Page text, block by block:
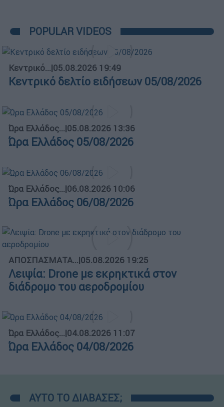
POPULAR VIDEOS
Κεντρικό...|05.08.2026 19:49
Κεντρικό δελτίο ειδήσεων 05/08/2026
Ώρα Ελλάδος...|05.08.2026 13:36
Ώρα Ελλάδος 05/08/2026
Ώρα Ελλάδος...|06.08.2026 10:06
Ώρα Ελλάδος 06/08/2026
ΑΠΟΣΠΑΣΜΑΤΑ...|05.08.2026 19:25
Λειψία: Drone με εκρηκτικά στον
διάδρομο του αεροδρομίου
Ώρα Ελλάδος...|04.08.2026 11:07
Ώρα Ελλάδος 04/08/2026
ΑΥΤΟ ΤΟ ΔΙΑΒΑΣΕΣ;